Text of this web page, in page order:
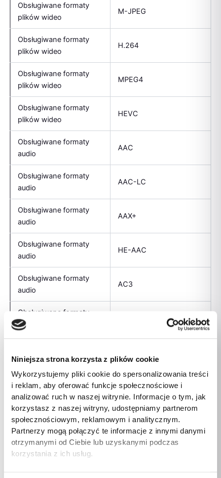
Niniejsza strona korzysta z plików cookie
Wykorzystujemy pliki cookie do spersonalizowania treści
i reklam, aby oferować funkcje społecznościowe i
analizować ruch w naszej witrynie. Informacje o tym, jak
korzystasz z naszej witryny, udostępniamy partnerom
społecznościowym, reklamowym i analitycznym.
Partnerzy mogą połączyć te informacje z innymi danymi
otrzymanymi od Ciebie lub uzyskanymi podczas
korzystania z ich usług.
Obsługiwane formaty
plików wideo
M-JPEG
Obsługiwane formaty
plików wideo
H.264
Obsługiwane formaty
plików wideo
MPEG4
Obsługiwane formaty
plików wideo
HEVC
Obsługiwane formaty
audio
AAC
Obsługiwane formaty
audio
AAC-LC
Obsługiwane formaty
audio
AAX+
Obsługiwane formaty
audio
HE-AAC
Obsługiwane formaty
audio
AC3
Obsługiwane formaty
audio
audio
Obsługiwane formaty
audio
PCM
Obsługiwane formaty
audio
HE-AAC v2
Obsługiwane formaty
audio